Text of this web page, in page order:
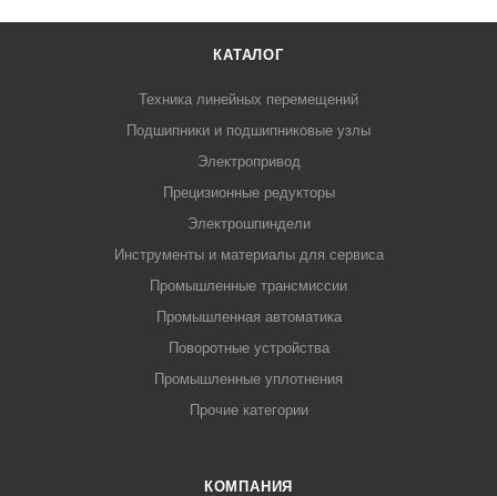
КАТАЛОГ
Техника линейных перемещений
Подшипники и подшипниковые узлы
Электропривод
Прецизионные редукторы
Электрошпиндели
Инструменты и материалы для сервиса
Промышленные трансмиссии
Промышленная автоматика
Поворотные устройства
Промышленные уплотнения
Прочие категории
КОМПАНИЯ